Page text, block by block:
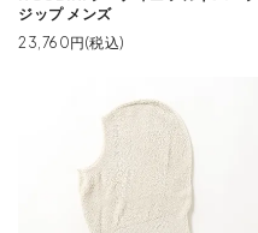
ジップ メンズ
23,760円(税込)